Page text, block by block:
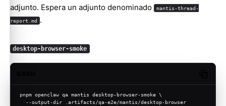
adjunto. Espera un adjunto denominado
mantis-thread-
report.md .
desktop-browser-smoke
pnpm openclaw qa mantis desktop-browser-smoke \
  --output-dir .artifacts/qa-e2e/mantis/desktop-browser